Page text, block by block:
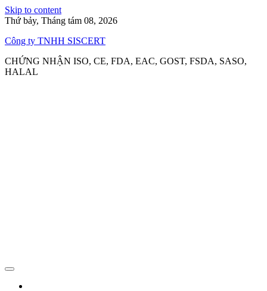
Skip to content
Thứ bảy, Tháng tám 08, 2026
Công ty TNHH SISCERT
CHỨNG NHẬN ISO, CE, FDA, EAC, GOST, FSDA, SASO,
HALAL